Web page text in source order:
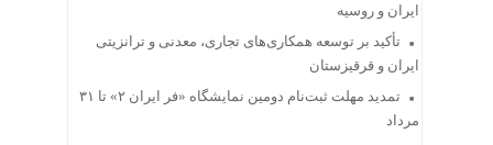
ایران و روسیه
تأکید بر توسعه همکاری‌های تجاری، معدنی و ترانزیتی
ایران و قرقیزستان
تمدید مهلت ثبت‌نام دومین نمایشگاه «فر ایران ۲» تا ۳۱
مرداد